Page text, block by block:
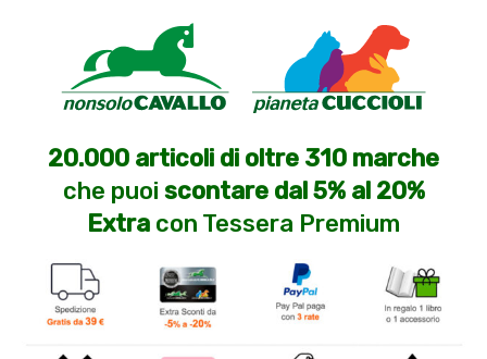
20.000 articoli di oltre 310 marche
che puoi scontare dal 5% al 20%
Extra con Tessera Premium